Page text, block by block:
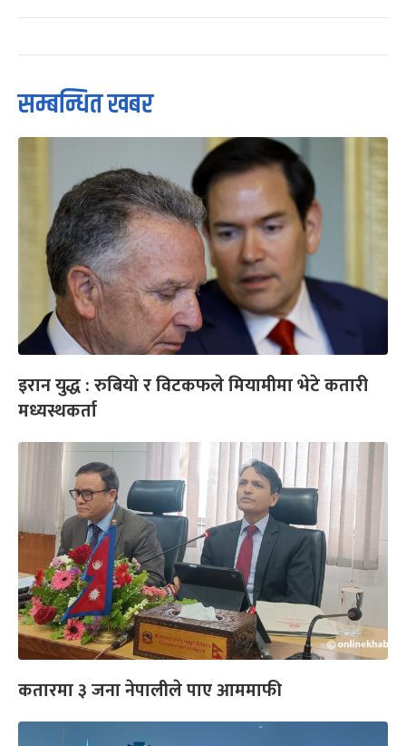
सम्बन्धित खबर
इरान युद्ध : रुबियो र विटकफले मियामीमा भेटे कतारी
मध्यस्थकर्ता
कतारमा ३ जना नेपालीले पाए आममाफी